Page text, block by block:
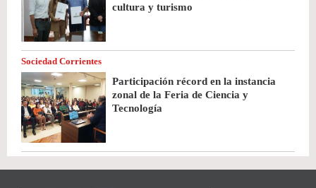
cultura y turismo
Sociedad Corrientes
Participación récord en la instancia
zonal de la Feria de Ciencia y
Tecnología